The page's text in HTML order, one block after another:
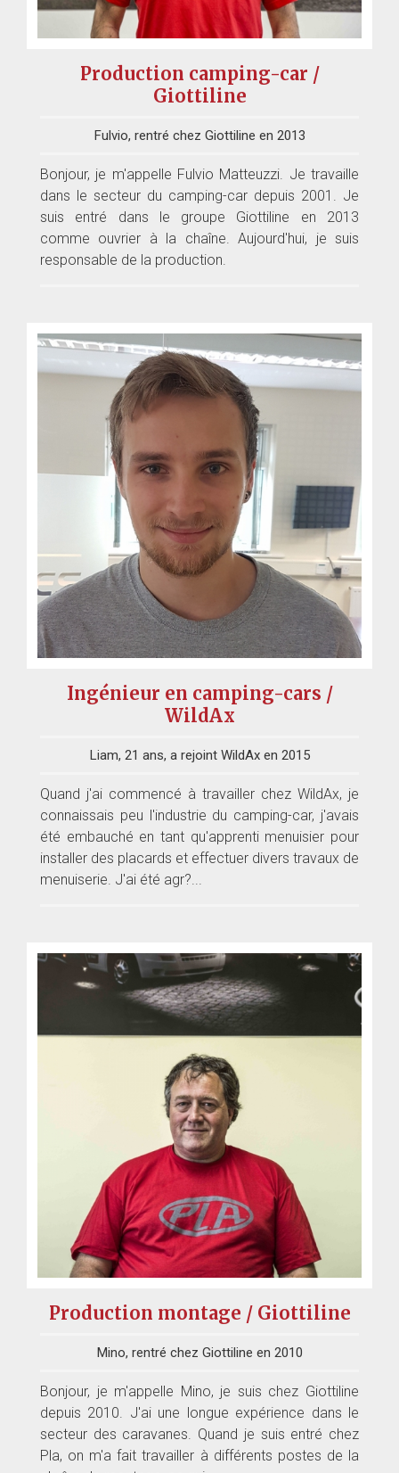
Production camping-car /
Giottiline
Fulvio, rentré chez Giottiline en 2013
Bonjour, je m'appelle Fulvio Matteuzzi. Je travaille
dans le secteur du camping-car depuis 2001. Je
suis entré dans le groupe Giottiline en 2013
comme ouvrier à la chaîne. Aujourd'hui, je suis
responsable de la production.
Ingénieur en camping-cars /
WildAx
Liam, 21 ans, a rejoint WildAx en 2015
Quand j'ai commencé à travailler chez WildAx, je
connaissais peu l'industrie du camping-car, j'avais
été embauché en tant qu'apprenti menuisier pour
installer des placards et effectuer divers travaux de
menuiserie. J'ai été agr?...
Production montage / Giottiline
Mino, rentré chez Giottiline en 2010
Bonjour, je m'appelle Mino, je suis chez Giottiline
depuis 2010. J'ai une longue expérience dans le
secteur des caravanes. Quand je suis entré chez
Pla, on m'a fait travailler à différents postes de la